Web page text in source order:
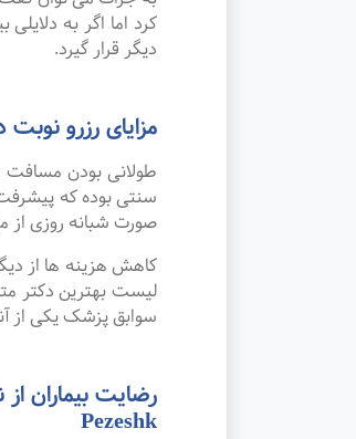
کرد اما اگر به
دیگر قرار گیرد.
مزایای رزرو
طولانی بودن مسافت
صورت شبانه روزی از
کاهش هزینه ها از
لیست بهترین دکتر
سوابق پزشک یکی از
Pezeshk